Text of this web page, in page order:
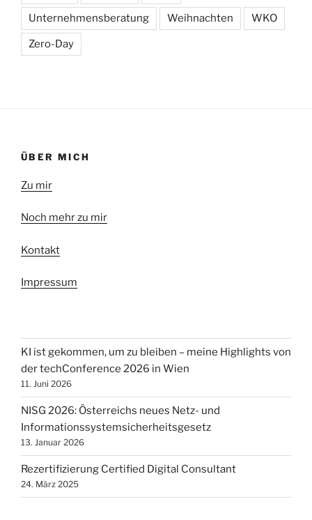
Unternehmensberatung Weihnachten WKO
Zero-Day
ÜBER MICH
Zu mir
Noch mehr zu mir
Kontakt
Impressum
KI ist gekommen, um zu bleiben – meine Highlights von
der techConference 2026 in Wien
11. Juni 2026
NISG 2026: Österreichs neues Netz- und
Informationssystemsicherheitsgesetz
13. Januar 2026
Rezertifizierung Certified Digital Consultant
24. März 2025